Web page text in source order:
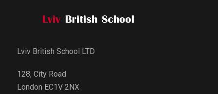
Lviv British School LTD
128, City Road
London EC1V 2NX